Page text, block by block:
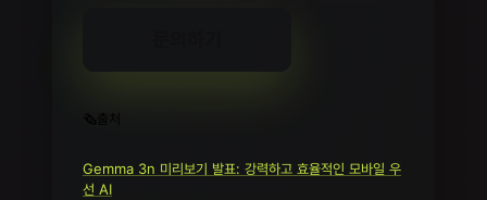
🗞️출처
Gemma 3n 미리보기 발표: 강력하고 효율적인 모바일 우
선 AI